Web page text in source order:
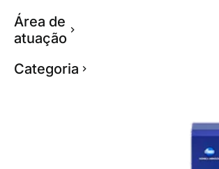
Área de
atuação
Categoria